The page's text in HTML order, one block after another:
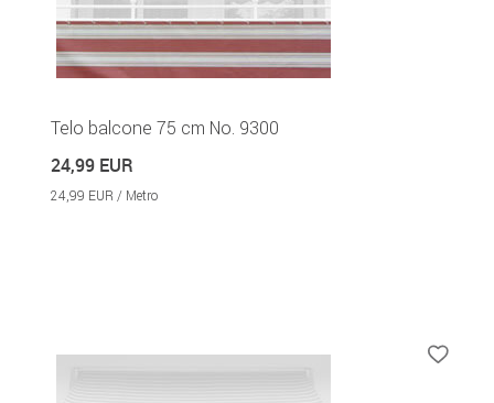
Telo balcone 75 cm No. 9300
24,99 EUR
24,99 EUR / Metro